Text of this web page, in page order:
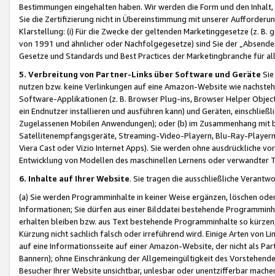
Bestimmungen eingehalten haben. Wir werden die Form und den
Sie die Zertifizierung nicht in Übereinstimmung mit unserer
Klarstellung: (i) Für die Zwecke der geltenden Marketinggesetze (z. B.
von 1991 und ähnlicher oder Nachfolgegesetze) sind Sie der
Gesetze und Standards und Best Practices der Marketingbranche für
5. Verbreitung von Partner-Links über Software und Geräte
nutzen bzw. keine Verlinkungen auf eine Amazon-Website wie
Software-Applikationen (z. B. Browser Plug-ins, Browser Helper
ein Endnutzer installieren und ausführen kann) und Geräten,
Zugelassenen Mobilen Anwendungen); oder (b) im Zusammenhang
Satellitenempfangsgeräte, Streaming-Video-Playern, Blu-Ray-
Viera Cast oder Vizio Internet Apps). Sie werden ohne ausdrückliche
Entwicklung von Modellen des maschinellen Lernens oder
6. Inhalte auf Ihrer Website. Sie tragen die ausschließliche
(a) Sie werden Programminhalte in keiner Weise ergänzen, löschen
Informationen; Sie dürfen aus einer Bilddatei bestehende
erhalten bleiben bzw. aus Text bestehende Programminhalte so
Kürzung nicht sachlich falsch oder irreführend wird. Einige Arten von
auf eine Informationsseite auf einer Amazon-Website, der nicht als
Bannern); ohne Einschränkung der Allgemeingültigkeit des
Besucher Ihrer Website unsichtbar, unlesbar oder unentzifferbar